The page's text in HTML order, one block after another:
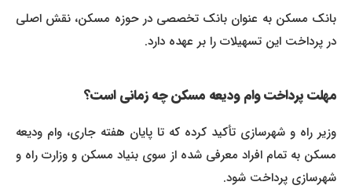
بانک مسکن به عنوان بانک تخصصی در حوزه مسکن، نقش اصلی
در پرداخت این تسهیلات را بر عهده دارد.
مهلت پرداخت وام ودیعه مسکن چه زمانی است؟
وزیر راه و شهرسازی تأکید کرده که تا پایان هفته جاری، وام ودیعه
مسکن به تمام افراد معرفی شده از سوی بنیاد مسکن و وزارت راه و
شهرسازی پرداخت شود.